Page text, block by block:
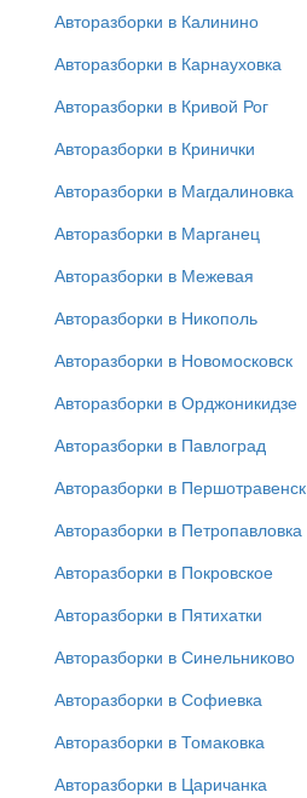
Авторазборки в Калинино
Авторазборки в Карнауховка
Авторазборки в Кривой Рог
Авторазборки в Кринички
Авторазборки в Магдалиновка
Авторазборки в Марганец
Авторазборки в Межевая
Авторазборки в Никополь
Авторазборки в Новомосковск
Авторазборки в Орджоникидзе
Авторазборки в Павлоград
Авторазборки в Першотравенск
Авторазборки в Петропавловка
Авторазборки в Покровское
Авторазборки в Пятихатки
Авторазборки в Синельниково
Авторазборки в Софиевка
Авторазборки в Томаковка
Авторазборки в Царичанка